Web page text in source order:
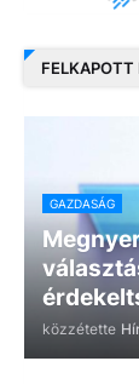
FELKAPOTT
GAZDASÁG
közzétette